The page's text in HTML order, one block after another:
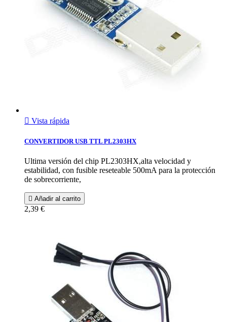
 Vista rápida
CONVERTIDOR USB TTL PL2303HX
Ultima versión del chip PL2303HX,alta velocidad y
estabilidad, con fusible reseteable 500mA para la protección
de sobrecorriente,
 Añadir al carrito
2,39 €